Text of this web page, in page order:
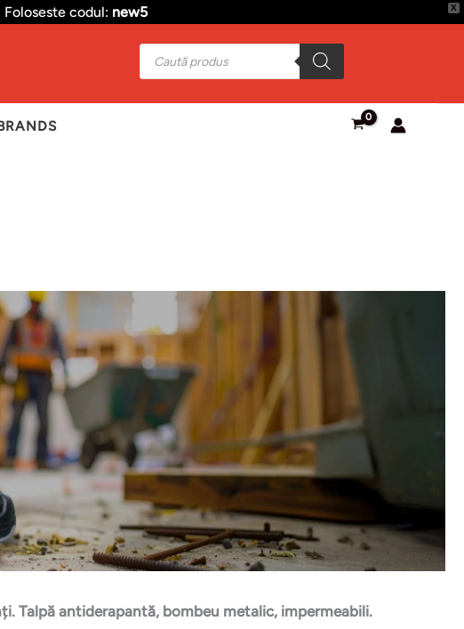
X
codul: new5
Products
search
Talpă antiderapantă, bombeu metalic, impermeabili.